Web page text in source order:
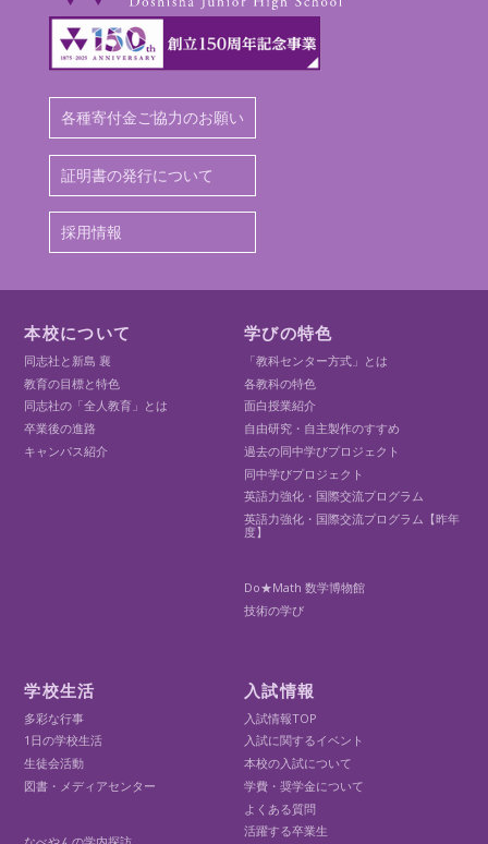
各種寄付金ご協力のお願い
証明書の発行について
採用情報
本校について
同志社と新島 襄
教育の目標と特色
同志社の「全人教育」とは
卒業後の進路
キャンパス紹介
学びの特色
「教科センター方式」とは
各教科の特色
面白授業紹介
自由研究・自主製作のすすめ
過去の同中学びプロジェクト
同中学びプロジェクト
英語力強化・国際交流プログラム
英語力強化・国際交流プログラム【昨年
度】
Do★Math 数学博物館
技術の学び
学校生活
多彩な行事
1日の学校生活
生徒会活動
図書・メディアセンター
入試情報
入試情報TOP
入試に関するイベント
本校の入試について
学費・奨学金について
よくある質問
活躍する卒業生